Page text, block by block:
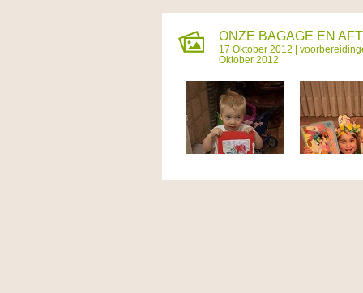
ONZE BAGAGE EN
17 Oktober 2012 |
Oktober 2012